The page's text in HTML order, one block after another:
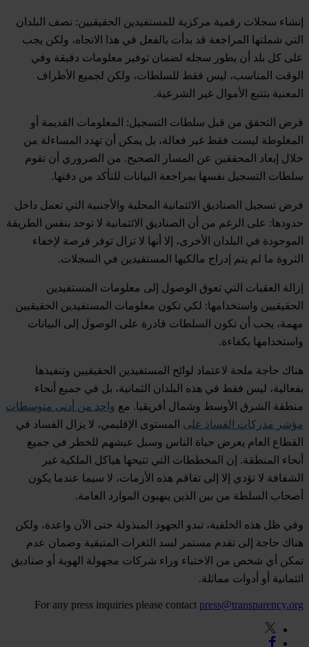
إنشاء سجلات رقمية مركزية للمستفيدين الحقيقيين: نصف البلدان
التي شملتها المراجعة قد بدأت بالفعل في هذا الاتجاه، ولكن يجب
على كل بلد أن يطور سجله لضمان توفير معلومات دقيقة وفي
الوقت المناسب، ليس فقط للسلطات، ولكن لجميع الأطراف
المعنية بتتبع الأموال غير الشرعية.
فرض التحقق من قبل سلطات التسجيل: المعلومات القديمة أو
المغلوطة ليست فقط غير فعالة، بل يمكن أن تهدد المساءلة من
خلال إبعاد المحققين عن المسار الصحيح. من الضروري أن تقوم
سلطات التسجيل نفسها بمراجعة البيانات للتأكد من دقتها.
فرض تسجيل الصناديق الائتمانية المحلية والأجنبية التي تعمل داخل
حدودها : على الرغم من أن الصناديق الائتمانية لا توجد بنفس الطريقة
الموجودة في البلدان الأخرى، إلا أنها لا تزال توفر فرصة لإخفاء
الثروة ما لم يتم إدراج مالكيها المستفيدين في السجلات.
إزالة العقبات التي تعوق الوصول إلى معلومات المستفيدين
الحقيقيين واستخدامها : لكي تكون معلومات المستفيدين الحقيقيين
مهمة، يجب أن تكون السلطات قادرة على الوصول إلى البيانات
واستخدامها بكفاءة.
هناك حاجة ملحة لاعتماد لوائح المستفيدين الحقيقيين وتنفيذها
بفعالية، ليس فقط في هذه البلدان الثمانية، بل في جميع أنحاء
منطقة الشرق الأوسط وشمال أفريقيا. مع واحد من أدنى متوسطات
مؤشر مدركات الفساد على المستوى الإقليمي، لا يزال الفساد في
القطاع العام يعرض حياة الناس وسبل عيشهم للخطر في جميع
أنحاء المنطقة. إن المخططات التي تتيحها هياكل الملكية غير
الشفافة لا تؤدي إلا إلى تفاقم هذه الأزمات، لا سيما عندما يكون
أصحاب السلطة من بين الذين ينهبون الموارد العامة.
وفي ظل هذه الخلفية، تبدو الجهود المبذولة حتى الآن واعدة، ولكن
هناك حاجة إلى تقدم مستمر لسد الثغرات المتبقية وضمان عدم
تمكن أي شخص من الاختباء وراء شركات مجهولة الهوية أو صناديق
ائتمانية أو أدوات مماثلة.
For any press inquiries please contact press@transparency.org